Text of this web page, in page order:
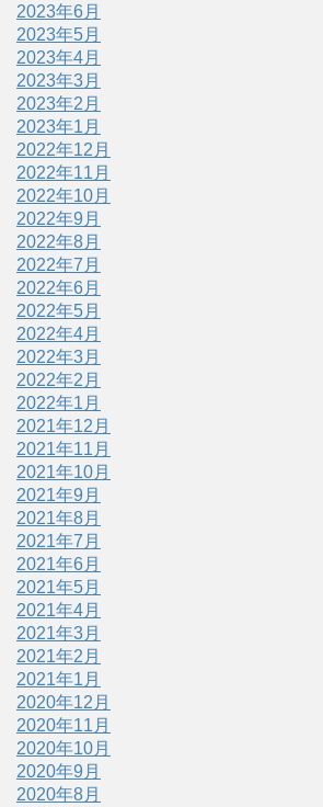
2023年6月
2023年5月
2023年4月
2023年3月
2023年2月
2023年1月
2022年12月
2022年11月
2022年10月
2022年9月
2022年8月
2022年7月
2022年6月
2022年5月
2022年4月
2022年3月
2022年2月
2022年1月
2021年12月
2021年11月
2021年10月
2021年9月
2021年8月
2021年7月
2021年6月
2021年5月
2021年4月
2021年3月
2021年2月
2021年1月
2020年12月
2020年11月
2020年10月
2020年9月
2020年8月